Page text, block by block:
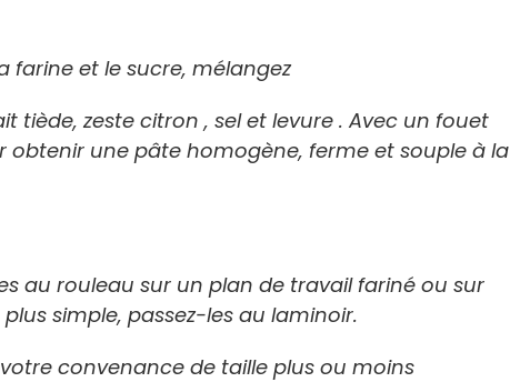
farine et le sucre, mélangez
tiède, zeste citron , sel et levure . Avec un fouet
obtenir une pâte homogène, ferme et souple à la
au rouleau sur un plan de travail fariné ou sur
simple, passez-les au laminoir.
convenance de taille plus ou moins